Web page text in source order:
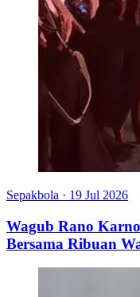
Sepakbola · 19 Jul 2026
Wagub Rano
Bersama Ribuan